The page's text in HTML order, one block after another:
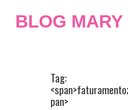
BLOG MARY
Tag:
pan>